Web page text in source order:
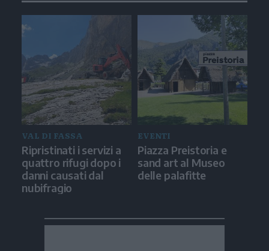
VAL DI FASSA
Ripristinati i servizi a
quattro rifugi dopo i
danni causati dal
nubifragio
EVENTI
Piazza Preistoria e
sand art al Museo
delle palafitte